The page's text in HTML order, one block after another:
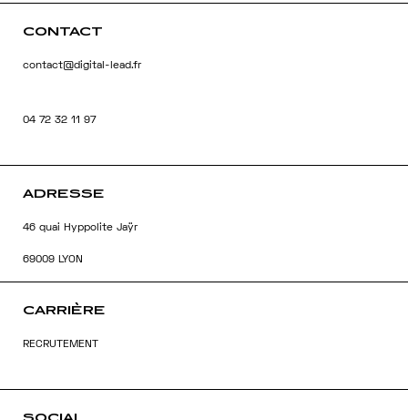
CONTACT
contact@digital-lead.fr
04 72 32 11 97
ADRESSE
46 quai Hyppolite Jaÿr
69009 LYON
CARRIÈRE
RECRUTEMENT
SOCIAL